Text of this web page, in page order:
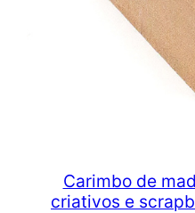
Carimbo de
criativos e